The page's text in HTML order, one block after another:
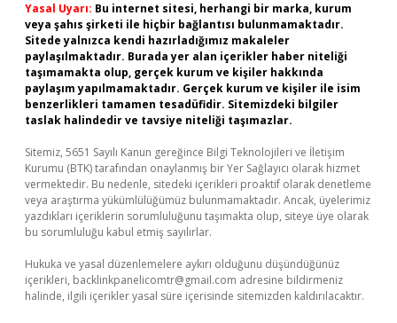
Yasal Uyarı: Bu internet sitesi, herhangi bir marka, kurum
veya şahıs şirketi ile hiçbir bağlantısı bulunmamaktadır.
Sitede yalnızca kendi hazırladığımız makaleler
paylaşılmaktadır. Burada yer alan içerikler haber niteliği
taşımamakta olup, gerçek kurum ve kişiler hakkında
paylaşım yapılmamaktadır. Gerçek kurum ve kişiler ile isim
benzerlikleri tamamen tesadüfidir. Sitemizdeki bilgiler
taslak halindedir ve tavsiye niteliği taşımazlar.
Sitemiz, 5651 Sayılı Kanun gereğince Bilgi Teknolojileri ve İletişim
Kurumu (BTK) tarafından onaylanmış bir Yer Sağlayıcı olarak hizmet
vermektedir. Bu nedenle, sitedeki içerikleri proaktif olarak denetleme
veya araştırma yükümlülüğümüz bulunmamaktadır. Ancak, üyelerimiz
yazdıkları içeriklerin sorumluluğunu taşımakta olup, siteye üye olarak
bu sorumluluğu kabul etmiş sayılırlar.
Hukuka ve yasal düzenlemelere aykırı olduğunu düşündüğünüz
içerikleri, backlinkpanelicomtr@gmail.com adresine bildirmeniz
halinde, ilgili içerikler yasal süre içerisinde sitemizden kaldırılacaktır.